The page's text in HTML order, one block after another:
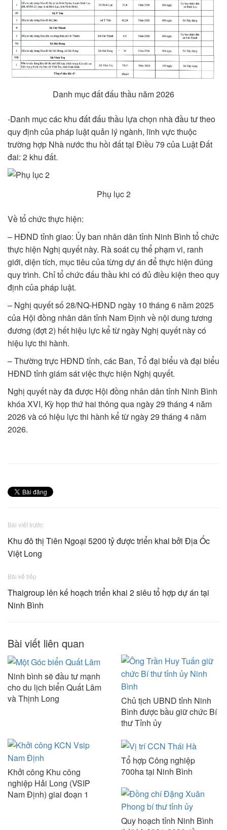
Danh mục đất đấu thầu năm 2026
-Danh mục các khu đất đấu thầu lựa chọn nhà đầu tư theo
quy định của pháp luật quản lý ngành, lĩnh vực thuộc
trường hợp Nhà nước thu hồi đất tại Điều 79 của Luật Đất
đai: 2 khu đất.
Phụ lục 2
Về tổ chức thực hiện:
– HĐND tỉnh giao: Ủy ban nhân dân tỉnh Ninh Bình tổ chức
thực hiện Nghị quyết này. Rà soát cụ thể phạm vi, ranh
giới, diện tích, mục tiêu của từng dự án để thực hiện đúng
quy trình. Chỉ tổ chức đấu thầu khi có đủ điều kiện theo quy
định của pháp luật.
– Nghị quyết số 28/NQ-HĐND ngày 10 tháng 6 năm 2025
của Hội đồng nhân dân tỉnh Nam Định về nội dung tương
đương (đợt 2) hết hiệu lực kể từ ngày Nghị quyết này có
hiệu lực thi hành.
– Thường trực HĐND tỉnh, các Ban, Tổ đại biểu và đại biểu
HĐND tỉnh giám sát việc thực hiện Nghị quyết.
Nghị quyết này đã được Hội đồng nhân dân tỉnh Ninh Bình
khóa XVI, Kỳ họp thứ hai thông qua ngày 29 tháng 4 năm
2026 và có hiệu lực thi hành kể từ ngày 29 tháng 4 năm
2026.
Bài viết trước
Khu đô thị Tiên Ngoại 5200 tỷ được triển khai bởi Địa Ốc
Việt Long
Bài kế tiếp
Thaigroup lên kế hoạch triển khai 2 siêu tổ hợp dự án tại
Ninh Bình
Bài viết liên quan
Ninh bình sẽ đầu tư mạnh
cho du lịch biển Quất Lâm
và Thịnh Long
Chủ tịch UBND tỉnh Ninh
Bình được bầu giữ chức Bí
thư Tỉnh ủy
Khởi công Khu công
nghiệp Hải Long (VSIP
Nam Định) giai đoạn 1
Tổ hợp Công nghiệp
700ha tại Ninh Bình
Quy hoạch tỉnh Ninh Bình